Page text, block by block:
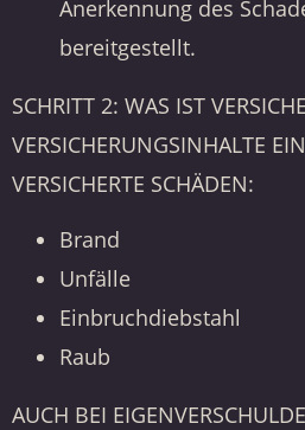
Anerkennung des
bereitgestellt.
SCHRITT 2: WAS IST
VERSICHERUNGSINHALTE
VERSICHERTE SCHÄDEN:
Brand
Unfälle
Einbruchdiebstahl
Raub
AUCH BEI